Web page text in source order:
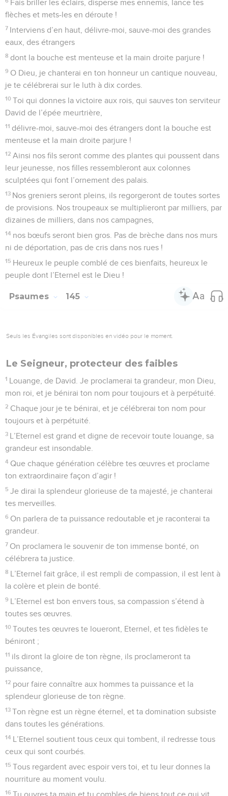
Fais briller les éclairs, disperse mes ennemis, lance tes
flèches et mets-les en déroute !
7 Interviens d’en haut, délivre-moi, sauve-moi des grandes
eaux, des étrangers
8 dont la bouche est menteuse et la main droite parjure !
9 O Dieu, je chanterai en ton honneur un cantique nouveau,
je te célébrerai sur le luth à dix cordes.
10 Toi qui donnes la victoire aux rois, qui sauves ton serviteur
David de l’épée meurtrière,
11 délivre-moi, sauve-moi des étrangers dont la bouche est
menteuse et la main droite parjure !
12 Ainsi nos fils seront comme des plantes qui poussent dans
leur jeunesse, nos filles ressembleront aux colonnes
sculptées qui font l’ornement des palais.
13 Nos greniers seront pleins, ils regorgeront de toutes sortes
de provisions. Nos troupeaux se multiplieront par milliers, par
dizaines de milliers, dans nos campagnes,
14 nos bœufs seront bien gros. Pas de brèche dans nos murs
ni de déportation, pas de cris dans nos rues !
15 Heureux le peuple comblé de ces bienfaits, heureux le
peuple dont l’Eternel est le Dieu !
Psaumes 145
Seuls les Évangiles sont disponibles en vidéo pour le moment.
Le Seigneur, protecteur des faibles
1 Louange, de David. Je proclamerai ta grandeur, mon Dieu,
mon roi, et je bénirai ton nom pour toujours et à perpétuité.
2 Chaque jour je te bénirai, et je célébrerai ton nom pour
toujours et à perpétuité.
3 L’Eternel est grand et digne de recevoir toute louange, sa
grandeur est insondable.
4 Que chaque génération célèbre tes œuvres et proclame
ton extraordinaire façon d’agir !
5 Je dirai la splendeur glorieuse de ta majesté, je chanterai
tes merveilles.
6 On parlera de ta puissance redoutable et je raconterai ta
grandeur.
7 On proclamera le souvenir de ton immense bonté, on
célébrera ta justice.
8 L’Eternel fait grâce, il est rempli de compassion, il est lent à
la colère et plein de bonté.
9 L’Eternel est bon envers tous, sa compassion s’étend à
toutes ses œuvres.
10 Toutes tes œuvres te loueront, Eternel, et tes fidèles te
béniront ;
11 ils diront la gloire de ton règne, ils proclameront ta
puissance,
12 pour faire connaître aux hommes ta puissance et la
splendeur glorieuse de ton règne.
13 Ton règne est un règne éternel, et ta domination subsiste
dans toutes les générations.
14 L’Eternel soutient tous ceux qui tombent, il redresse tous
ceux qui sont courbés.
15 Tous regardent avec espoir vers toi, et tu leur donnes la
nourriture au moment voulu.
16 Tu ouvres ta main et tu combles de biens tout ce qui vit.